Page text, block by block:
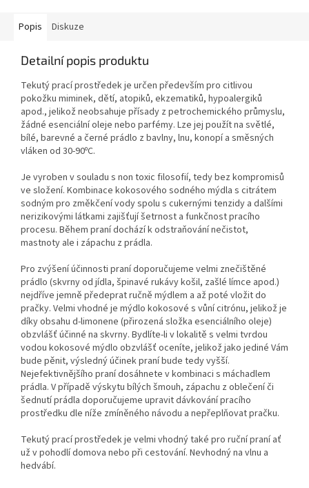
Popis Diskuze
Detailní popis produktu
Tekutý prací prostředek je určen především pro citlivou
pokožku miminek, dětí, atopiků, ekzematiků, hypoalergiků
apod., jelikož neobsahuje přísady z petrochemického průmyslu,
žádné esenciální oleje nebo parfémy. Lze jej použít na světlé,
bílé, barevné a černé prádlo z bavlny, lnu, konopí a směsných
vláken od 30-90ºC.
Je vyroben v souladu s non toxic filosofií, tedy bez kompromisů
ve složení. Kombinace kokosového sodného mýdla s citrátem
sodným pro změkčení vody spolu s cukernými tenzidy a dalšími
nerizikovými látkami zajišťují šetrnost a funkčnost pracího
procesu. Během praní dochází k odstraňování nečistot,
mastnoty ale i zápachu z prádla.
Pro zvýšení účinnosti praní doporučujeme velmi znečištěné
prádlo (skvrny od jídla, špinavé rukávy košil, zašlé límce apod.)
nejdříve jemně předeprat ručně mýdlem a až poté vložit do
pračky. Velmi vhodné je mýdlo kokosové s vůní citrónu, jelikož je
díky obsahu d-limonene (přirozená složka esenciálního oleje)
obzvlášť účinné na skvrny. Bydlíte-li v lokalitě s velmi tvrdou
vodou kokosové mýdlo obzvlášť oceníte, jelikož jako jediné Vám
bude pěnit, výsledný účinek praní bude tedy vyšší.
Nejefektivnějšího praní dosáhnete v kombinaci s máchadlem
prádla. V případě výskytu bílých šmouh, zápachu z oblečení či
šednutí prádla doporučujeme upravit dávkování pracího
prostředku dle níže zmíněného návodu a nepřeplňovat pračku.
Tekutý prací prostředek je velmi vhodný také pro ruční praní ať
už v pohodlí domova nebo při cestování. Nevhodný na vlnu a
hedvábí.